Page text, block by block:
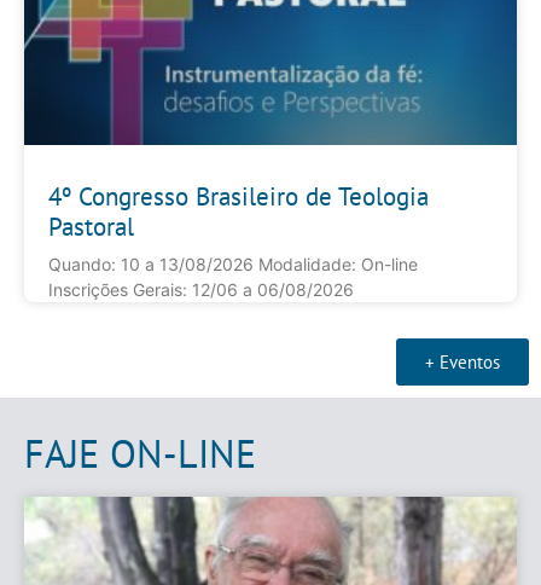
4º Congresso Brasileiro de Teologia
Pastoral
Quando: 10 a 13/08/2026 Modalidade: On-line
Inscrições Gerais: 12/06 a 06/08/2026
+ Eventos
FAJE ON-LINE